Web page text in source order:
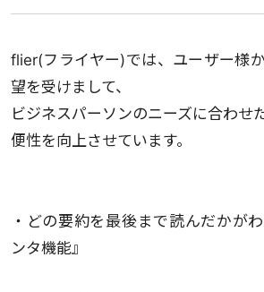
flier(フライヤー)では、ユーザー様
望を受けまして、
ビジネスパーソンのニーズに合わせ
便性を向上させています。
・どの要約を最後まで読んだかが
ンタ機能』